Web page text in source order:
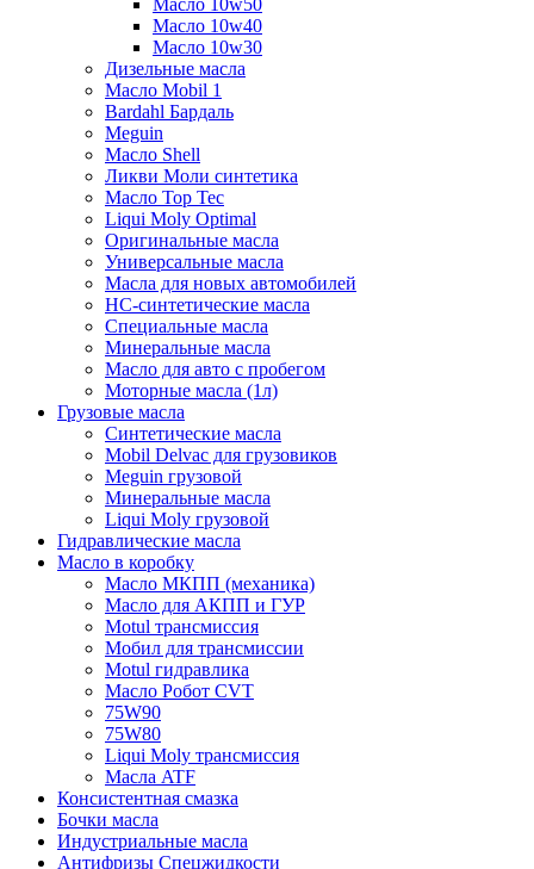
Масло 10w50
Масло 10w40
Масло 10w30
Дизельные масла
Масло Mobil 1
Bardahl Бардаль
Meguin
Масло Shell
Ликви Моли синтетика
Масло Top Tec
Liqui Moly Optimal
Оригинальные масла
Универсальные масла
Масла для новых автомобилей
HC-синтетические масла
Специальные масла
Минеральные масла
Масло для авто с пробегом
Моторные масла (1л)
Грузовые масла
Синтетические масла
Mobil Delvac для грузовиков
Meguin грузовой
Минеральные масла
Liqui Moly грузовой
Гидравлические масла
Масло в коробку
Масло МКПП (механика)
Масло для АКПП и ГУР
Motul трансмиссия
Мобил для трансмиссии
Motul гидравлика
Масло Робот CVT
75W90
75W80
Liqui Moly трансмиссия
Масла ATF
Консистентная смазка
Бочки масла
Индустриальные масла
Антифризы Спецжидкости